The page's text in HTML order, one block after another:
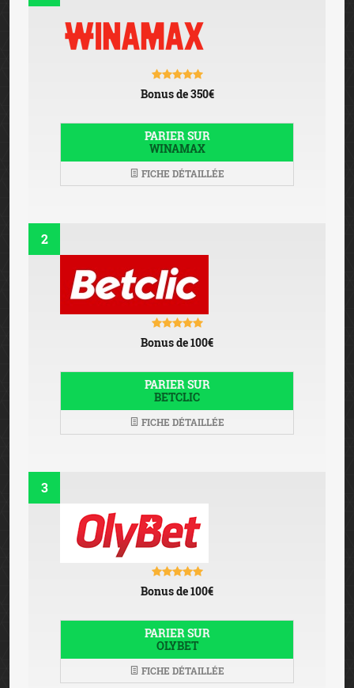
Bonus de 350€
PARIER SUR
WINAMAX
FICHE DÉTAILLÉE
2
Bonus de 100€
PARIER SUR
BETCLIC
FICHE DÉTAILLÉE
3
Bonus de 100€
PARIER SUR
OLYBET
FICHE DÉTAILLÉE